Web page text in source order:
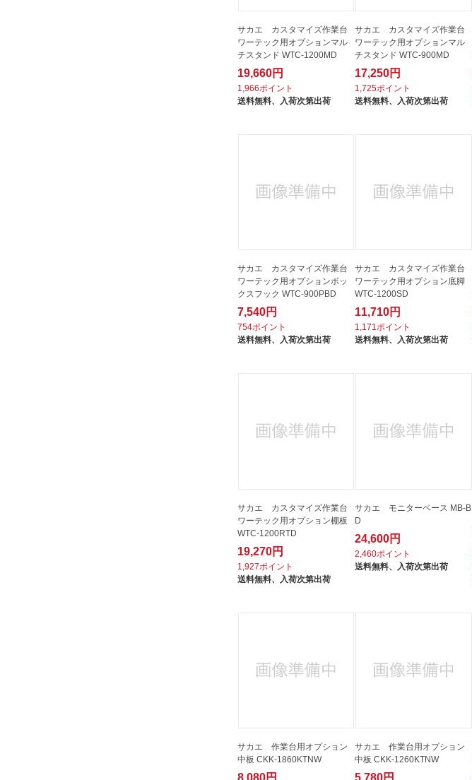
サカエ カスタマイズ作業台
ワーテック用オプションマル
チスタンド WTC-1200MD
19,660円
1,966ポイント
送料無料、 入荷次第出荷
サカエ カスタマイズ作業台
ワーテック用オプションマル
チスタンド WTC-900MD
17,250円
1,725ポイント
送料無料、 入荷次第出荷
サカエ カスタマイズ作業台
ワーテック用オプションボッ
クスフック WTC-900PBD
7,540円
754ポイント
送料無料、 入荷次第出荷
サカエ カスタマイズ作業台
ワーテック用オプション底脚
WTC-1200SD
11,710円
1,171ポイント
送料無料、 入荷次第出荷
サカエ カスタマイズ作業台
ワーテック用オプション棚板
WTC-1200RTD
19,270円
1,927ポイント
送料無料、
入荷次第出荷
サカエ モニターベース MB-B
D
24,600円
2,460ポイント
送料無料、
入荷次第出荷
サカエ 作業台用オプション
中板 CKK-1860KTNW
8,080円
サカエ 作業台用オプション
中板 CKK-1260KTNW
5,780円